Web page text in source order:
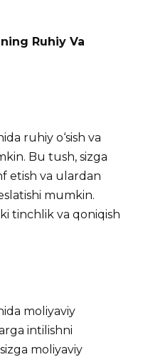
Ruhiy Va
ruhiy o‘sish va
Bu tush, sizga
etish va ulardan
mumkin.
tinchlik va qoniqish
moliyaviy
intilishni
moliyaviy